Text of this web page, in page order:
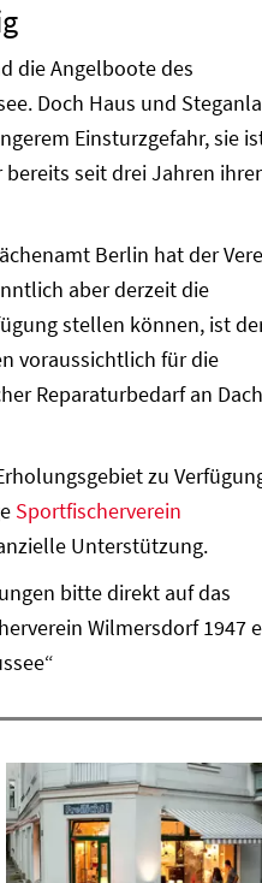
die Angelboote des
Doch Haus und
Einsturzgefahr, sie
seit drei Jahren
Berlin hat der
aber derzeit die
stellen können, ist
voraussichtlich für die
Reparaturbedarf an
zu
Sportfischerverein
Unterstützung.
bitte direkt auf das
Wilmersdorf 1947